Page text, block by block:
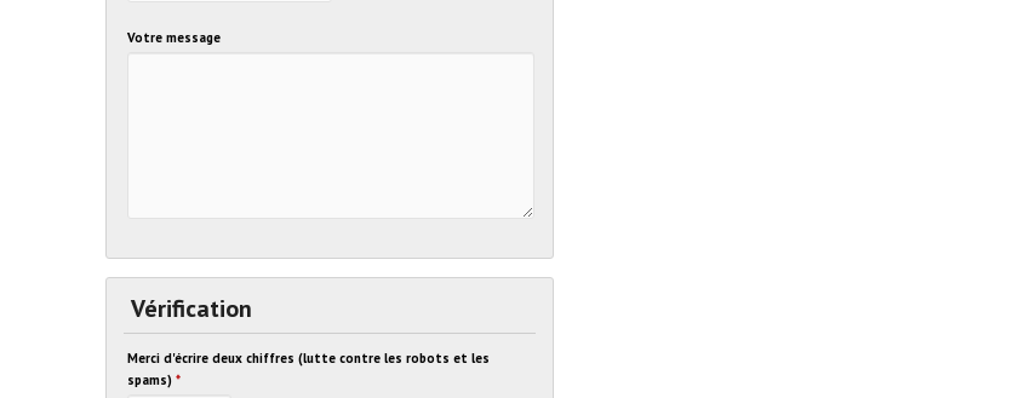
Votre message
Vérification
Merci d'écrire deux chiffres (lutte contre les robots et les
spams)*